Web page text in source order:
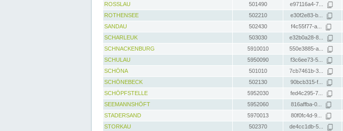
ROSSLAU
501490 e97116a4-7...
ROTHENSEE
502210 e30f2e83-b...
SANDAU
502430 f4c55f77-a...
SCHARLEUK
503030 e32b0a28-8...
SCHNACKENBURG
5910010 550e3885-a...
SCHULAU
5950090 f3c6ee73-5...
SCHÖNA
501010 7cb7461b-3...
SCHÖNEBECK
502130 90bcb315-f...
SCHÖPFSTELLE
5952030 fed4c295-7...
SEEMANNSHÖFT
5952060 816affba-0...
STADERSAND
5970013 80f0fc4d-9...
STORKAU
502370 de4cc1db-5...